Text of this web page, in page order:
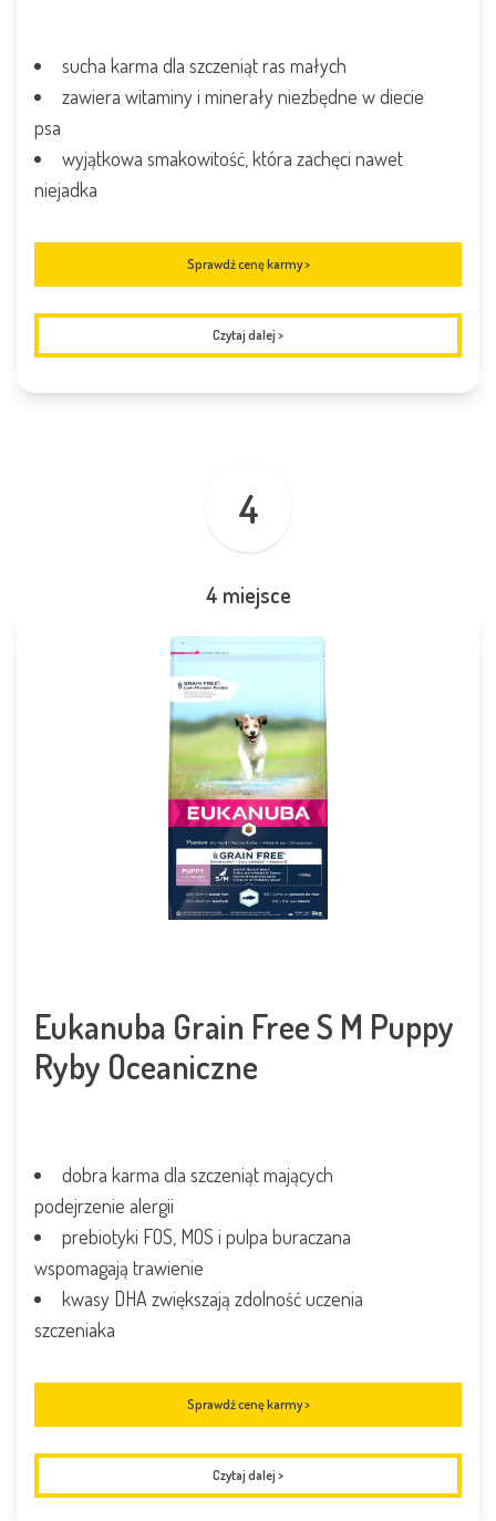
sucha karma dla szczeniąt ras małych
zawiera witaminy i minerały niezbędne w diecie
psa
wyjątkowa smakowitość, która zachęci nawet
niejadka
Sprawdź cenę karmy >
Czytaj dalej >
4
4 miejsce
Eukanuba Grain Free S M Puppy
Ryby Oceaniczne
dobra karma dla szczeniąt mających
podejrzenie alergii
prebiotyki FOS, MOS i pulpa buraczana
wspomagają trawienie
kwasy DHA zwiększają zdolność uczenia
szczeniaka
Sprawdź cenę karmy >
Czytaj dalej >